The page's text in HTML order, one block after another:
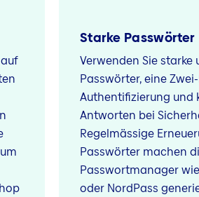
Starke Passwörter
Verwenden Sie
Passwörter, eine
Authentifizierung und
Antworten bei
Regelmässige
Passwörter machen
Passwortmanager
oder NordPass